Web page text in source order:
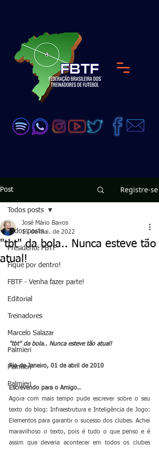
Post Registre-se
Todos posts
Presidente FBTF
Fique por dentro!
FBTF - Venha fazer parte!
Editorial
Treinadores
Marcelo Salazar
Palmieri
Palmieri
Palmieri
Todos posts
"tbt" da bola.. Nunca esteve tão
atual!
José Mário Barros
19 de mai. de 2022
"tbt" da bola.. Nunca esteve tão atual!
Rio de Janeiro, 01 de abril de 2010
Escrevendo para o Amigo..
Agora com mais tempo pude escrever sobre o seu
texto do blog: Infraestrutura e Inteligência de Jogo:
Elementos para garantir o sucesso dos clubes. Achei
maravilhoso o texto, pois é tudo o que penso e é
assim que deveria acontecer em todos os clubes